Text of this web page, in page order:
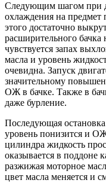
Следующим шагом при
охлаждения на
этого достаточно
расширительного
чувствуется запах
масла и уровень
очевидна. Запуск
значительному
ОЖ в бачке. Также в
даже бурление.
Последующая остановка
уровень понизится и
цилиндра жидкость
оказывается в поддоне
разжижая моторное
цвет масла меняется и